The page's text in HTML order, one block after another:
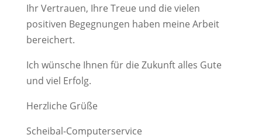
Ihr Vertrauen, Ihre Treue und die vielen
positiven Begegnungen haben meine Arbeit
bereichert.
Ich wünsche Ihnen für die Zukunft alles Gute
und viel Erfolg.
Herzliche Grüße
Scheibal-Computerservice